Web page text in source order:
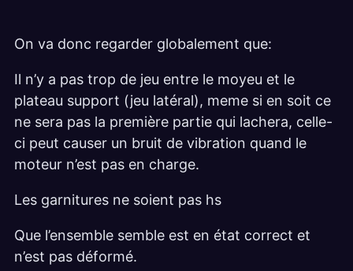
On va donc regarder globalement que:
Il n’y a pas trop de jeu entre le moyeu et le
plateau support (jeu latéral), meme si en soit ce
ne sera pas la première partie qui lachera, celle-
ci peut causer un bruit de vibration quand le
moteur n’est pas en charge.
Les garnitures ne soient pas hs
Que l’ensemble semble est en état correct et
n’est pas déformé.